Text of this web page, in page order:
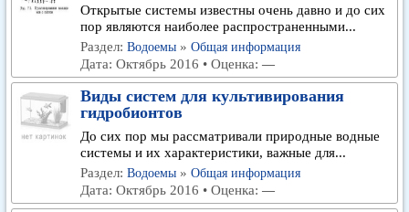
Открытые системы известны очень давно и до сих
пор являются наиболее распространенными...
Раздел: Водоемы » Общая информация
Дата: Октябрь 2016 • Оценка: —
Виды систем для культивирования
гидробионтов
До сих пор мы рассматривали природные водные
системы и их характеристики, важные для...
Раздел: Водоемы » Общая информация
Дата: Октябрь 2016 • Оценка: —